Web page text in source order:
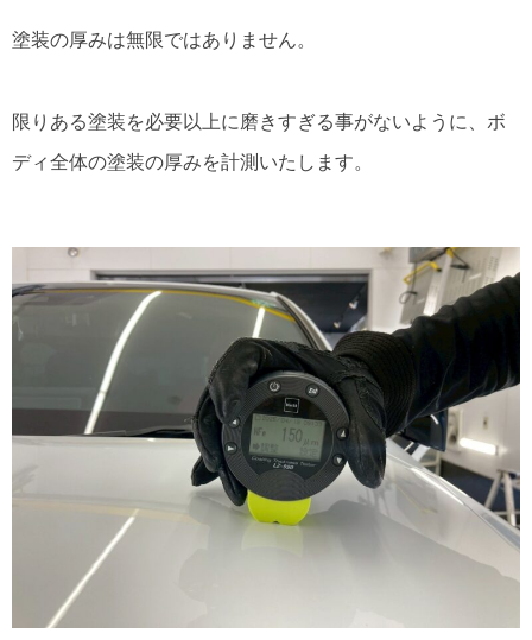
塗装の厚みは無限ではありません。
限りある塗装を必要以上に磨きすぎる事がないように、ボ
ディ全体の塗装の厚みを計測いたします。